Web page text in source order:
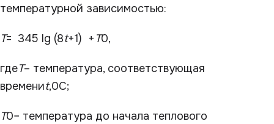
температурной зависимостью:
Т= 345 lg (8t+1) + Т0,
гдеТ– температура, соответствующая
времениt,0C;
Т0– температура до начала теплового